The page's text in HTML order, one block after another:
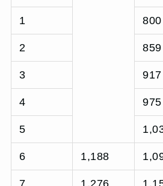
1 800
2 859
3 917
4 975
5
6 1,188
7 1,276